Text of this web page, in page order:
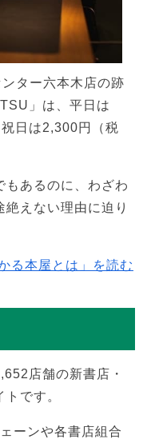
ター六本木店の跡
」は、平日は
日は2,300円（税
もあるのに、わざわ
えない理由に迫り
る本屋とは」を読む
店舗の新書店・
です。
ーンや各書店組合